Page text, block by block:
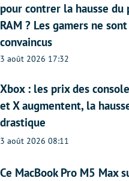
pour contrer la hausse du
RAM ? Les gamers ne
convaincus
3 août 2026 17:32
Xbox : les prix des
et X augmentent, la
drastique
3 août 2026 08:11
Ce MacBook Pro M5 Max